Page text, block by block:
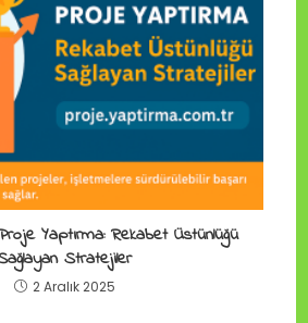
Yaptırma: Rekabet Üstünlüğü
Stratejiler
2 Aralık 2025